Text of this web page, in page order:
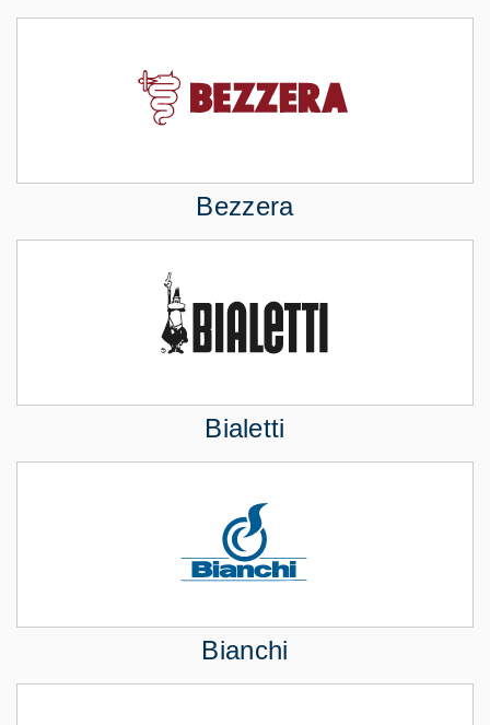
Bezzera
Bialetti
Bianchi